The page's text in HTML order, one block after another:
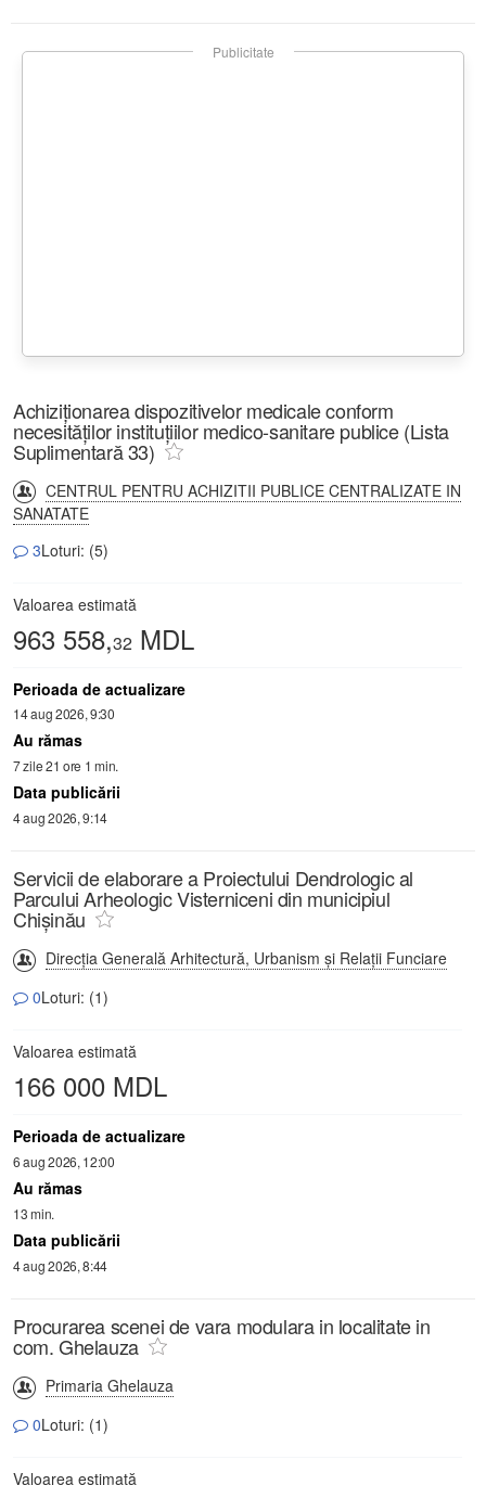
Publicitate
Achiziționarea dispozitivelor medicale conform
necesităților instituțiilor medico-sanitare publice (Lista
Suplimentară 33)
CENTRUL PENTRU ACHIZITII PUBLICE CENTRALIZATE IN
SANATATE
3Loturi: (5)
Valoarea estimată
963 558,32 MDL
Perioada de actualizare
14 aug 2026, 9:30
Au rămas
7 zile 21 ore 1 min.
Data publicării
4 aug 2026, 9:14
Servicii de elaborare a Proiectului Dendrologic al
Parcului Arheologic Visterniceni din municipiul
Chișinău
Direcția Generală Arhitectură, Urbanism și Relații Funciare
0Loturi: (1)
Valoarea estimată
166 000 MDL
Perioada de actualizare
6 aug 2026, 12:00
Au rămas
13 min.
Data publicării
4 aug 2026, 8:44
Procurarea scenei de vara modulara in localitate in
com. Ghelauza
Primaria Ghelauza
0Loturi: (1)
Valoarea estimată